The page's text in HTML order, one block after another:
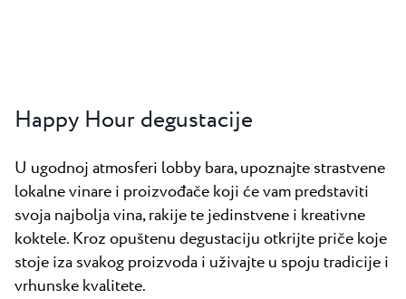
Happy Hour degustacije
U ugodnoj atmosferi lobby bara, upoznajte strastvene
lokalne vinare i proizvođače koji će vam predstaviti
svoja najbolja vina, rakije te jedinstvene i kreativne
koktele. Kroz opuštenu degustaciju otkrijte priče koje
stoje iza svakog proizvoda i uživajte u spoju tradicije i
vrhunske kvalitete.